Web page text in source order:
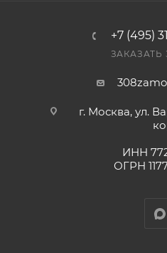
Фактом подтверждения
оплата выставленного
+7 (495)
ЗАКАЗАТЬ
г. Москва, ул.
ИНН
ОГРН